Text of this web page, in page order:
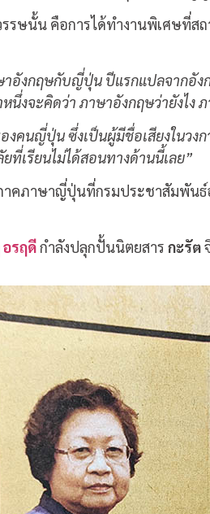
ษนั้น คือการได้ทำงานพิเศษที่ส
าอังกฤษกับญี่ปุ่น ปีแรกแปลจากอั
นึ่งจะคิดว่า ภาษาอังกฤษว่ายังไง
งคนญี่ปุ่น ซึ่งเป็นผู้มีชื่อเสียงในว
ที่เรียนไม่ได้สอนทางด้านนี้เลย”
าคภาษาญี่ปุ่นที่กรมประชาสัมพัน
รฤดีกำลังปลุกปั้นนิตยสาร กะรัต